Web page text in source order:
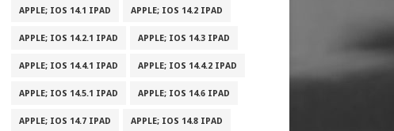
APPLE; IOS 14.1 IPAD APPLE; IOS 14.2 IPAD
APPLE; IOS 14.2.1 IPAD APPLE; IOS 14.3 IPAD
APPLE; IOS 14.4.1 IPAD APPLE; IOS 14.4.2 IPAD
APPLE; IOS 14.5.1 IPAD APPLE; IOS 14.6 IPAD
APPLE; IOS 14.7 IPAD APPLE; IOS 14.8 IPAD